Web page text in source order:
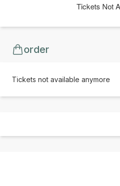
Tickets Not
order
Tickets not available anymore